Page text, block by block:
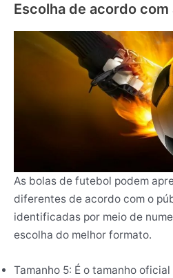
Escolha de acordo com
As bolas de futebol podem
diferentes de acordo com o
identificadas por meio de
escolha do melhor formato.
Tamanho 5: É o tamanho